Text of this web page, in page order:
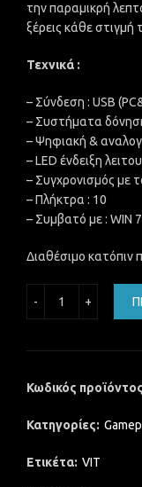
την παραμικρή
ξέρεις κάθε στιγμή
Τεχνικά :
– Σύνδεση : USB
– Συστήματα
– Ψηφιακή &
– LED ένδειξη
– Συγχρονισμός με
– Πλήκτρα : 10
– Συμβατό με : WIN
Διαθέσιμο κατόπιν
Κωδικός
Κατηγορίες:
Ετικέτα: VIT